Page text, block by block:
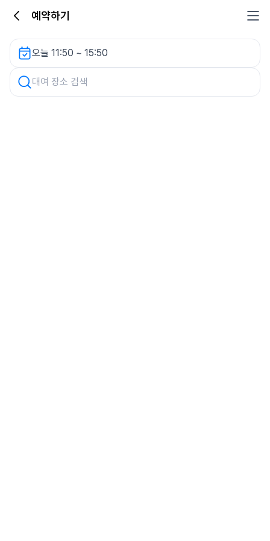
예약하기
오늘 11:50 ~ 15:50
관악문화관도서관 지하주차장 렌터카